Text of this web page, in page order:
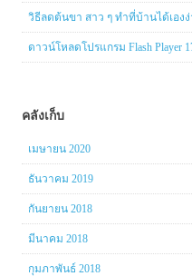
วิธีลดต้นขา สาว ๆ ทำที่บ้านได้เองง่
ดาวน์โหลดโปรแกรม Flash Player
คลังเก็บ
เมษายน 2020
ธันวาคม 2019
กันยายน 2018
มีนาคม 2018
กุมภาพันธ์ 2018